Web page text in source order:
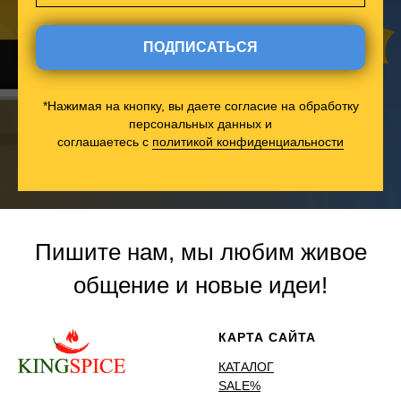
ПОДПИСАТЬСЯ
*Нажимая на кнопку, вы даете согласие на обработку
персональных данных и
соглашаетесь c политикой конфиденциальности
Пишите нам, мы любим живое
общение и новые идеи!
КАРТА САЙТА
КАТАЛОГ
SALE%